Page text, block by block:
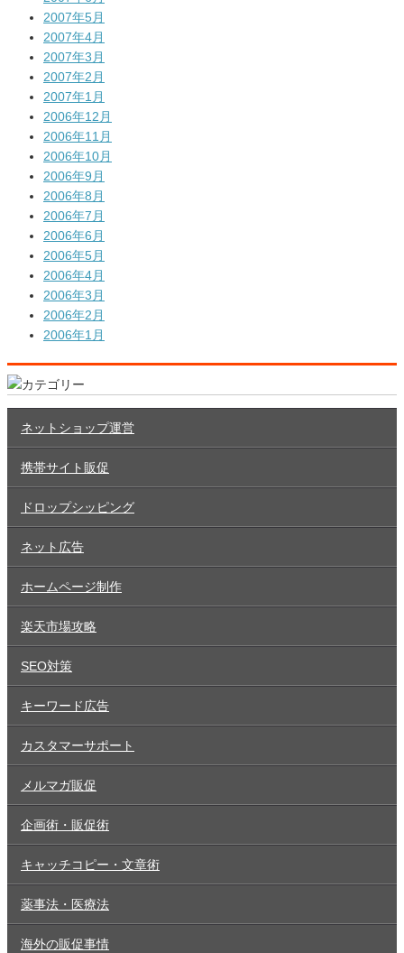
2007年5月
2007年4月
2007年3月
2007年2月
2007年1月
2006年12月
2006年11月
2006年10月
2006年9月
2006年8月
2006年7月
2006年6月
2006年5月
2006年4月
2006年3月
2006年2月
2006年1月
ネットショップ運営
携帯サイト販促
ドロップシッピング
ネット広告
ホームページ制作
楽天市場攻略
SEO対策
キーワード広告
カスタマーサポート
メルマガ販促
企画術・販促術
キャッチコピー・文章術
薬事法・医療法
海外の販促事情